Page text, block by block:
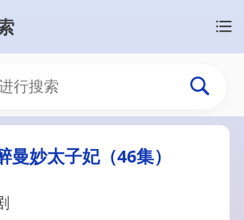
曼妙太子妃（46集）